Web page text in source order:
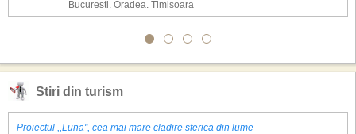
Bucuresti, Oradea, Timisoara
Stiri din turism
Proiectul ,,Luna'', cea mai mare cladire sferica din lume